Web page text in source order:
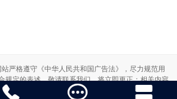
  
站严格遵守《中华人民共和国广告法》，尽力规范用
规定的表述，敬请联系我们，将立即更正；相关内容
仅供参考，不构成交易依据。